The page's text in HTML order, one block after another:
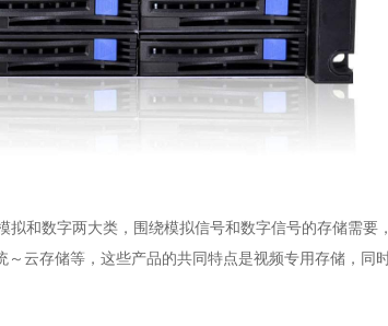
和数字两大类，围绕模拟信号和数字信号的存储需要
云存储等，这些产品的共同特点是视频专用存储，同